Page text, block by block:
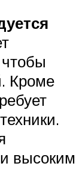
Кроме
высоким